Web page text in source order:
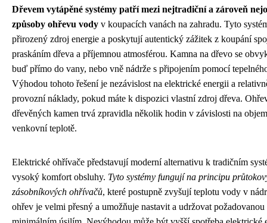
Dřevem vytápěné systémy patří mezi nejtradiční a zároveň
způsoby ohřevu vody v koupacích vanách na zahradu. Tyto
přirozený zdroj energie a poskytují autentický zážitek z koupání
praskáním dřeva a příjemnou atmosférou. Kamna na dřevo se
buď přímo do vany, nebo vně nádrže s připojením pomocí
Výhodou tohoto řešení je nezávislost na elektrické energii a
provozní náklady, pokud máte k dispozici vlastní zdroj dřeva.
dřevěných kamen trvá zpravidla několik hodin v závislosti na
venkovní teplotě.
Elektrické ohřívače představují moderní alternativu k tradičním
vysoký komfort obsluhy. Tyto systémy fungují na principu
zásobníkových ohřívačů, které postupně zvyšují teplotu vody v
ohřev je velmi přesný a umožňuje nastavit a udržovat požadovanou